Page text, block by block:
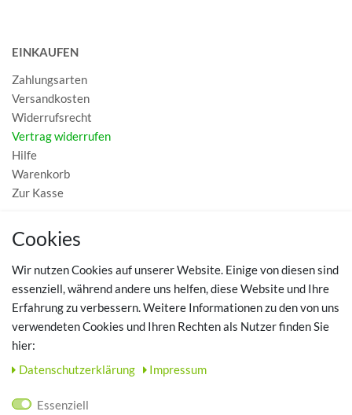
EINKAUFEN
Zahlungsarten
Versandkosten
Widerrufsrecht
Vertrag widerrufen
Hilfe
Warenkorb
Zur Kasse
MEIN KONTO
TOP SCHUHTHEMEN
Hausschuhe - Bequeme Schuhe für zuhause
Cookies
Wir nutzen Cookies auf unserer Website. Einige von diesen sind
essenziell, während andere uns helfen, diese Website und Ihre
Erfahrung zu verbessern. Weitere Informationen zu den von uns
verwendeten Cookies und Ihren Rechten als Nutzer finden Sie
hier:
Daten­schutz­erklärung
Impressum
Essenziell